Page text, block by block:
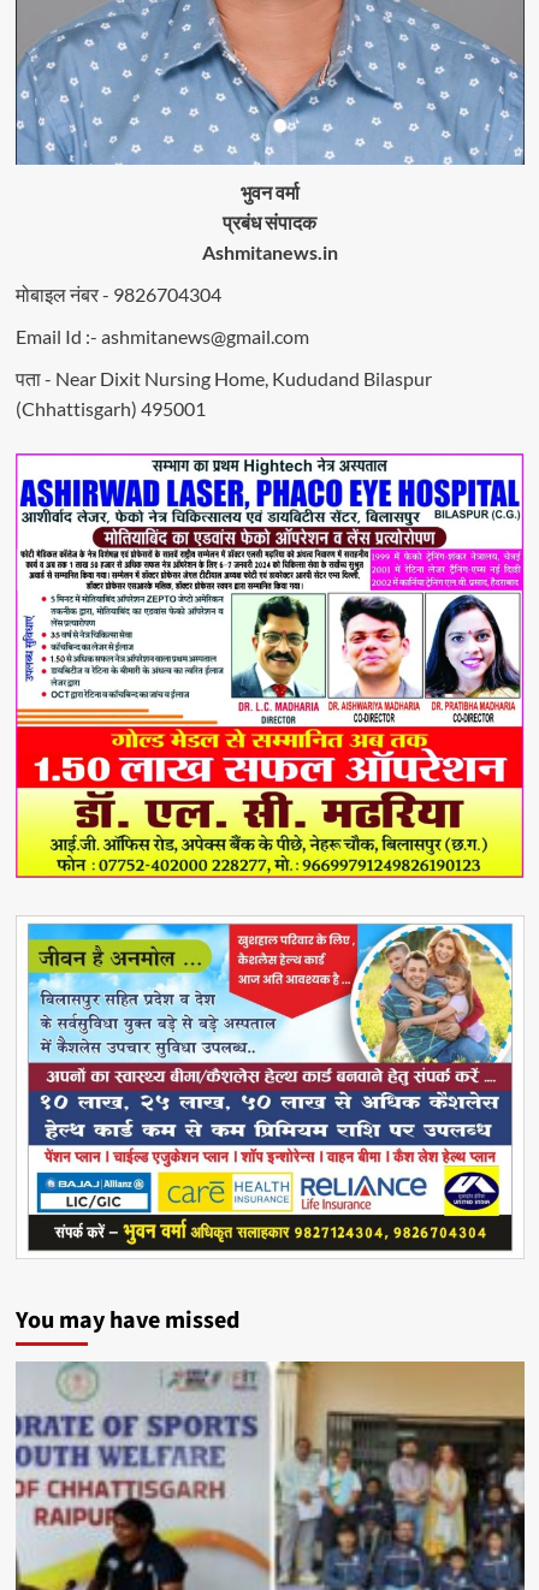
भुवन वर्मा
प्रबंध संपादक
Ashmitanews.in
मोबाइल नंबर - 9826704304
Email Id :- ashmitanews@gmail.com
पता - Near Dixit Nursing Home, Kududand Bilaspur
(Chhattisgarh) 495001
You may have missed